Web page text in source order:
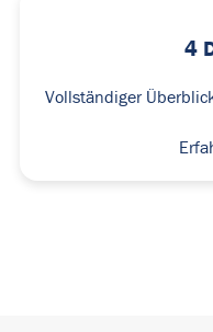
4
Vollständiger